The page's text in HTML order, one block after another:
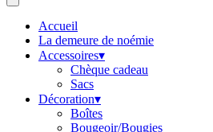
Accueil
La demeure de noémie
Accessoires▾
Chèque cadeau
Sacs
Décoration▾
Boîtes
Bougeoir/Bougies